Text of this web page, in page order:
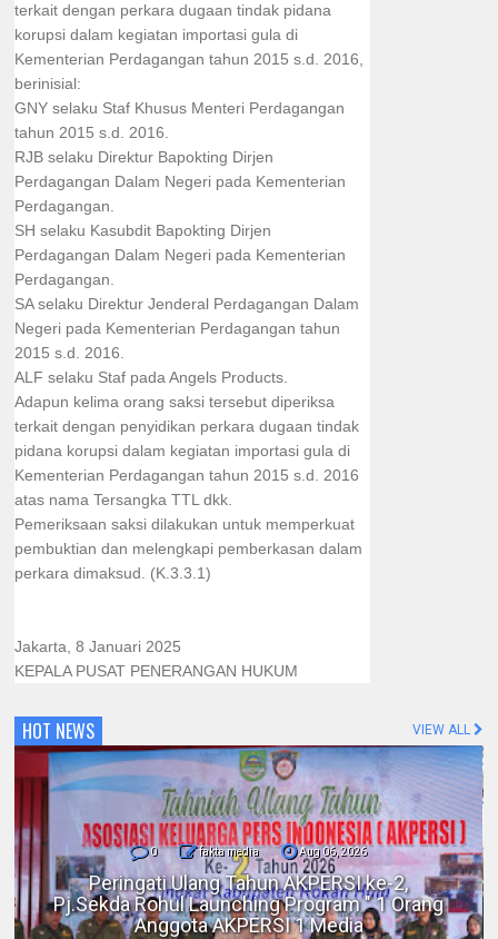
terkait dengan perkara dugaan tindak pidana
korupsi dalam kegiatan importasi gula di
Kementerian Perdagangan tahun 2015 s.d. 2016,
berinisial:
GNY selaku Staf Khusus Menteri Perdagangan
tahun 2015 s.d. 2016.
RJB selaku Direktur Bapokting Dirjen
Perdagangan Dalam Negeri pada Kementerian
Perdagangan.
SH selaku Kasubdit Bapokting Dirjen
Perdagangan Dalam Negeri pada Kementerian
Perdagangan.
SA selaku Direktur Jenderal Perdagangan Dalam
Negeri pada Kementerian Perdagangan tahun
2015 s.d. 2016.
ALF selaku Staf pada Angels Products.
Adapun kelima orang saksi tersebut diperiksa
terkait dengan penyidikan perkara dugaan tindak
pidana korupsi dalam kegiatan importasi gula di
Kementerian Perdagangan tahun 2015 s.d. 2016
atas nama Tersangka TTL dkk.
Pemeriksaan saksi dilakukan untuk memperkuat
pembuktian dan melengkapi pemberkasan dalam
perkara dimaksud. (K.3.3.1)
Jakarta, 8 Januari 2025
KEPALA PUSAT PENERANGAN HUKUM
HOT NEWS VIEW ALL
0 fakta media Aug 06, 2026
Polres Inhil bersama Pemkab Inhil dan
BKSDA Riau Perkuat Sinergi Tangani
Gangguan Kera Liar di Tembilahan